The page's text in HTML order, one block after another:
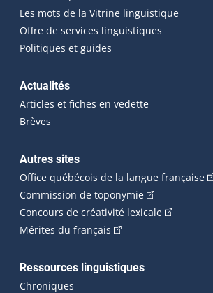
Les mots de la Vitrine linguistique
Offre de services linguistiques
Politiques et guides
Actualités
Articles et fiches en vedette
Brèves
Autres sites
Office québécois de la langue française
Commission de toponymie(Cet hyperlien
Concours de créativité lexicale(Cet
Mérites du français (Cet hyperlien
Ressources linguistiques
Chroniques